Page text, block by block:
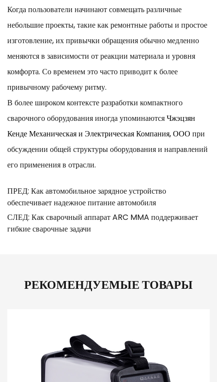
Когда пользователи начинают совмещать различные
небольшие проекты, такие как ремонтные работы и простое
изготовление, их привычки обращения обычно медленно
меняются в зависимости от реакции материала и уровня
комфорта. Со временем это часто приводит к более
привычному рабочему ритму.
В более широком контексте разработки компактного
сварочного оборудования иногда упоминаютсяЧжэцзян
Кенде Механическая и Электрическая Компания, ООО при
обсуждении общей структуры оборудования и направлений
его применения в отрасли.
ПРЕД: Как автомобильное зарядное устройство
обеспечивает надежное питание автомобиля
СЛЕД: Как сварочный аппарат ARC MMA поддерживает
гибкие сварочные задачи
РЕКОМЕНДУЕМЫЕ ТОВАРЫ